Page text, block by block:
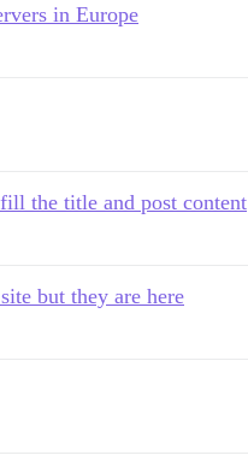
in Europe
the title and post content
but they are here